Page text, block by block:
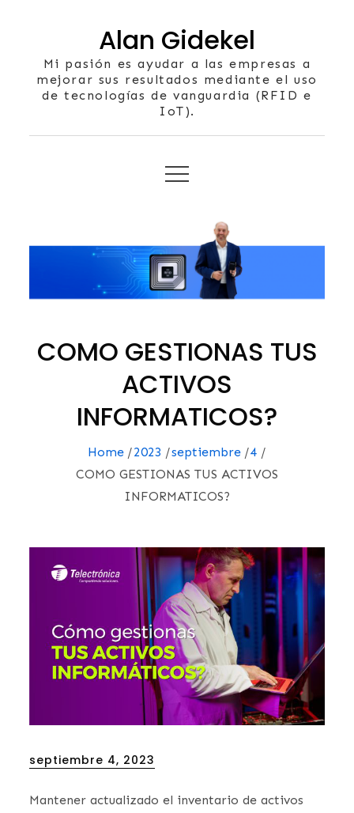
Alan Gidekel
Mi pasión es ayudar a las empresas a
mejorar sus resultados mediante el uso
de tecnologías de vanguardia (RFID e
IoT).
COMO GESTIONAS TUS
ACTIVOS
INFORMATICOS?
Home 2023 septiembre
4
COMO GESTIONAS TUS ACTIVOS
INFORMATICOS?
Posted
septiembre 4, 2023
Mantener actualizado el inventario de activos